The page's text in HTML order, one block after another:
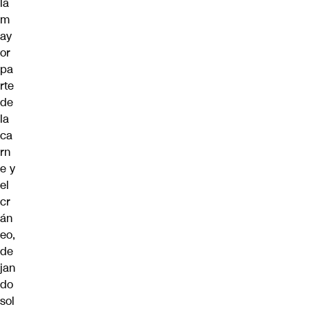
m
ay
or
pa
rte
de
la
ca
rn
e y
el
cr
án
eo,
de
jan
do
sol